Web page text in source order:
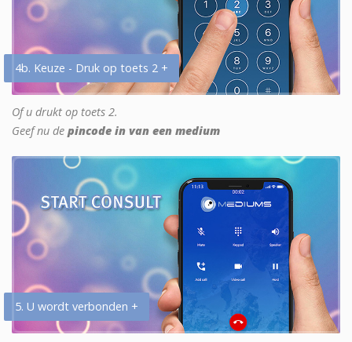
4b. Keuze - Druk op toets 2 +
Of u drukt op toets 2.
Geef nu de pincode in van een medium
5. U wordt verbonden +